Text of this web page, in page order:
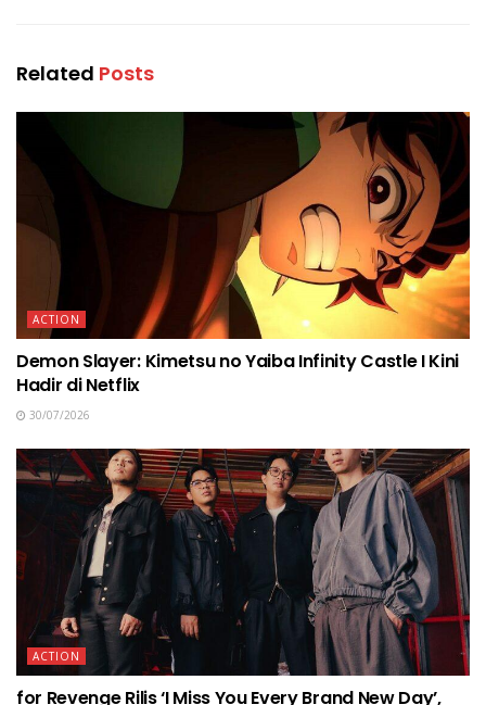
Related Posts
ACTION
Demon Slayer: Kimetsu no Yaiba Infinity Castle I Kini
Hadir di Netflix
30/07/2026
ACTION
for Revenge Rilis ‘I Miss You Every Brand New Day’,